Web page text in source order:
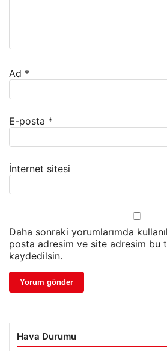
Ad *
E-posta *
İnternet sitesi
Daha sonraki yorumlarımda
posta adresim ve site adresim bu
kaydedilsin.
Hava Durumu